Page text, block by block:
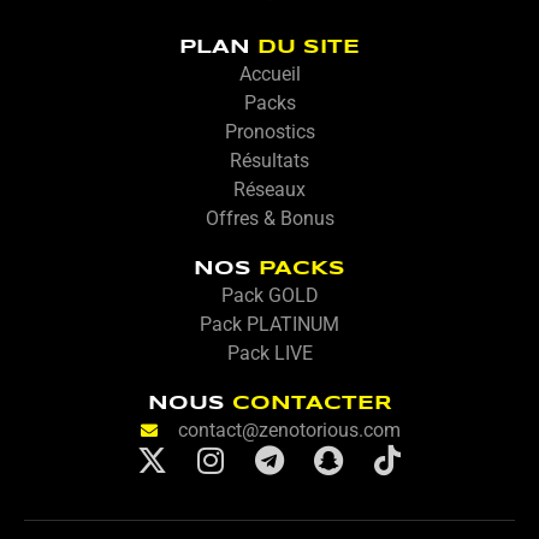
PLAN DU SITE
Accueil
Packs
Pronostics
Résultats
Réseaux
Offres & Bonus
NOS PACKS
Pack GOLD
Pack PLATINUM
Pack LIVE
NOUS CONTACTER
contact@zenotorious.com
X
t
I
s
T
l
S
a
T
k